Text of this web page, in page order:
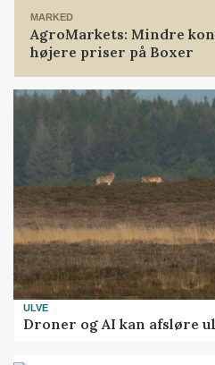
MARKED
AgroMarkets: Mindre
højere priser på Boxer
ULVE
Droner og AI kan afsløre